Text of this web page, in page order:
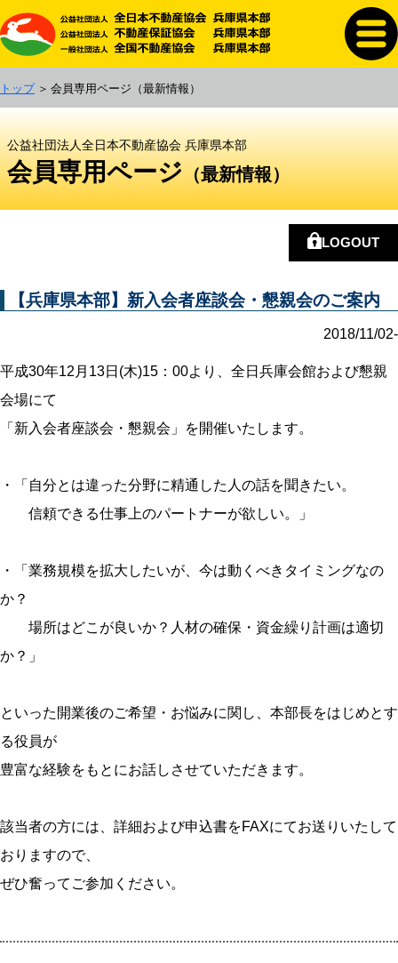
トップ 会員専用ページ （最新情報）
公益社団法人全日本不動産協会 兵庫県本部
会員専用ページ （最新情報）
LOGOUT
【兵庫県本部】新入会者座談会・懇親会のご案内
2018/11/02-
平成30年12月13日(木)15：00より、全日兵庫会館および懇親
会場にて
「新入会者座談会・懇親会」
を開催いたします。
・「自分とは違った分野に精通した人の話を聞きたい。
信頼できる仕事上のパートナーが欲しい。」
・「業務規模を拡大したいが、今は動くべきタイミングなの
か？
場所はどこが良いか？人材の確保・資金繰り計画は適切
か？」
といった開業後のご希望・お悩みに関し、本部長をはじめとす
る役員が
豊富な経験をもとにお話しさせていただきます。
該当者の方には、詳細および申込書をFAXにてお送りいたして
おりますので、
ぜひ奮ってご参加ください。